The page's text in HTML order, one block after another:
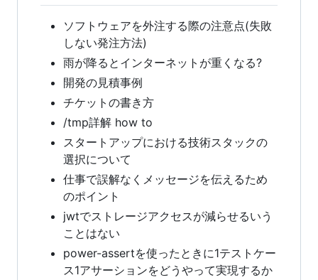
ソフトウェアを外注する際の注意点(失敗
しない発注方法)
雨が降るとインターネットが重くなる?
開発の見積事例
チケットの書き方
/tmp詳解 how to
スタートアップにおける技術スタックの
選択について
仕事で誤解なくメッセージを伝えるため
のポイント
jwtでストレージアクセスが減らせるいう
ことはない
power-assertを使ったときに1テストケー
ス1アサーションをどうやって実現するか